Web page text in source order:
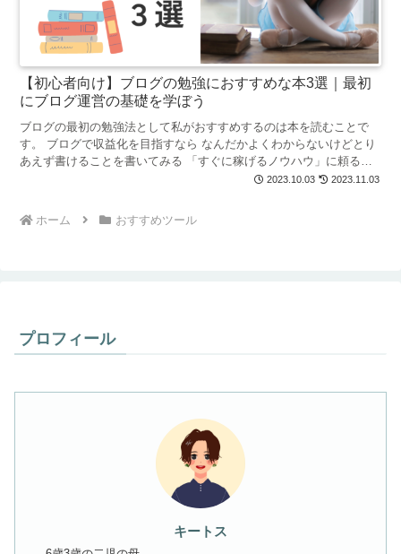
【初心者向け】ブログの勉強におすすめな本3選｜最初
にブログ運営の基礎を学ぼう
ブログの最初の勉強法として私がおすすめするのは本を読むことで
す。 ブログで収益化を目指すなら なんだかよくわからないけどとり
あえず書けることを書いてみる 「すぐに稼げるノウハウ」に頼る
X（Twitter）で目にするいろんな情報に惑わされる...
2023.10.03 2023.11.03
ホーム おすすめツール
プロフィール
キートス